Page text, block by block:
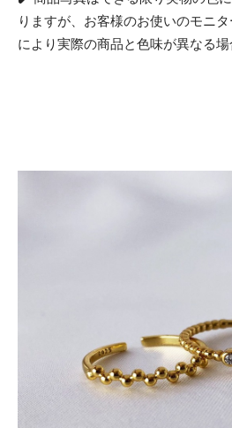
りますが、お客様のお使いのモニ
により実際の商品と色味が異なる場